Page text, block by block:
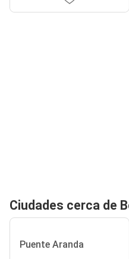
Ciudades cerca de
Puente Aranda